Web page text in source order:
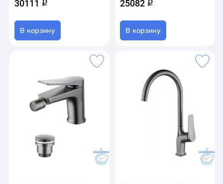
30111 q
В корзину
25082 q
В корзину